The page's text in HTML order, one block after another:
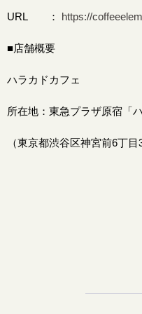
URL ： https://
■店舗概要
ハラカドカフェ
所在地：東急プラザ原宿「
（東京都渋谷区神宮前6丁目